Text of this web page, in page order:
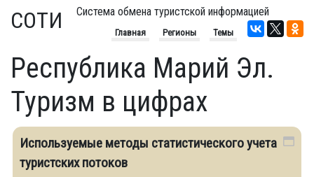
СОТИ Система обмена туристской информацией
Главная Регионы Темы
Республика Марий Эл.
Туризм в цифрах
Используемые методы статистического учета
туристских потоков